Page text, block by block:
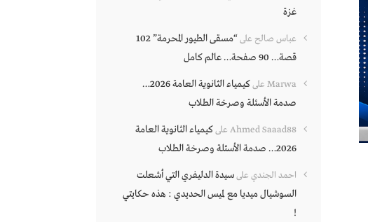
غزة
عباس صالح على
“مسقى الطيور المحرمة” 102
قصة… 90 صفحة… عالم كامل
Marwa على
كيمياء الثانوية العامة 2026…
صدمة الأسئلة وصرخة الطلاب
Ahmed Saaad88 علىكيمياء الثانوية العامة
2026… صدمة الأسئلة وصرخة الطلاب
احمد الجندي علىسيدة الدليفري التي أشعلت
السوشيال ميديا مع لميس الحديدي : هذه حكايتي
!